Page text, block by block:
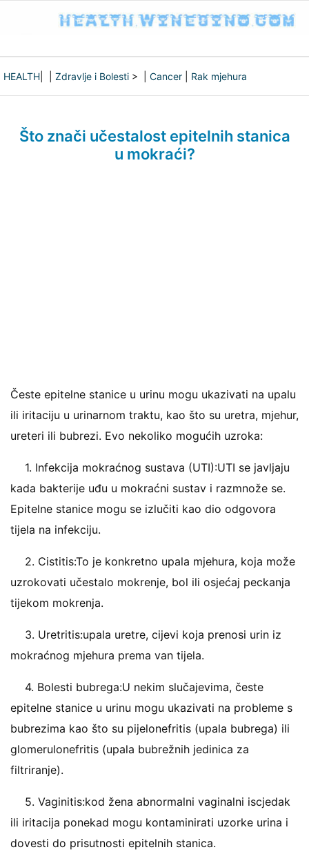
HEALTH Zdravlje i Bolesti > | Cancer Rak mjehura
Što znači učestalost epitelnih stanica
u mokraći?
Česte epitelne stanice u urinu mogu ukazivati ​​na upalu
ili iritaciju u urinarnom traktu, kao što su uretra, mjehur,
ureteri ili bubrezi. Evo nekoliko mogućih uzroka:
1. Infekcija mokraćnog sustava (UTI):UTI se javljaju
kada bakterije uđu u mokraćni sustav i razmnože se.
Epitelne stanice mogu se izlučiti kao dio odgovora
tijela na infekciju.
2. Cistitis:To je konkretno upala mjehura, koja može
uzrokovati učestalo mokrenje, bol ili osjećaj peckanja
tijekom mokrenja.
3. Uretritis:upala uretre, cijevi koja prenosi urin iz
mokraćnog mjehura prema van tijela.
4. Bolesti bubrega:U nekim slučajevima, česte
epitelne stanice u urinu mogu ukazivati ​​na probleme s
bubrezima kao što su pijelonefritis (upala bubrega) ili
glomerulonefritis (upala bubrežnih jedinica za
filtriranje).
5. Vaginitis:kod žena abnormalni vaginalni iscjedak
ili iritacija ponekad mogu kontaminirati uzorke urina i
dovesti do prisutnosti epitelnih stanica.